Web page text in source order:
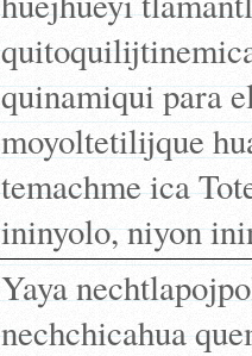
quinamiqui para
moyoltetilijque
temachme ica
ininyolo, niyon
Yaya
nechchicahua